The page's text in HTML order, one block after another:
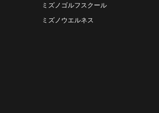
ミズノゴルフスクール
ミズノウエルネス